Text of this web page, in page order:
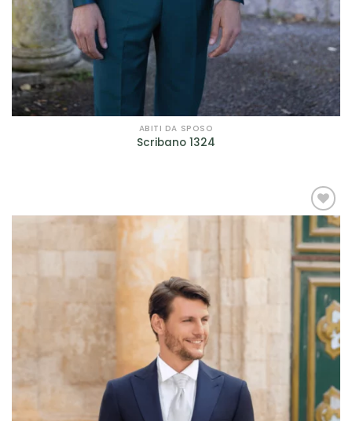
ABITI DA SPOSO
Scribano 1324
AGGIUNGI
ALLA TUA
LISTA DEI
DESIDERI